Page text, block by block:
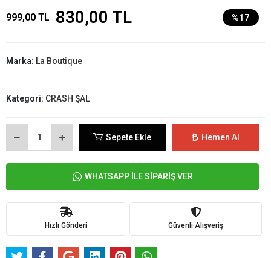
999,00 TL 830,00 TL %17
Marka: La Boutique
Kategori: CRASH ŞAL
Sepete Ekle Hemen Al
WHATSAPP İLE SİPARİŞ VER
Hızlı Gönderi Güvenli Alışveriş